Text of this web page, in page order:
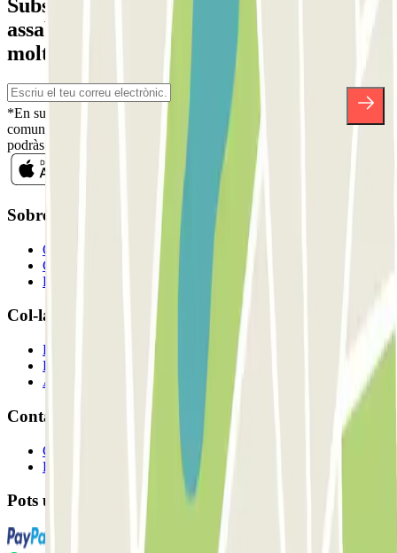
Subscriu-te a nostra newsletter i
assabenta't de descomptes, sortejos i
moltes altres sorpreses.
*En subscriure't acceptes la nostra Política de Privacitat per a rebre
comunicacions comercials de Parclick. Sense cap compromís,
podràs donar-te de baixa quan vulguis en la mateixa newsletter.
Sobre Parclick
Qui som
Com funciona?
Els nostres pàrquings
Col-laborem?
Professionals
Proveïdor de pàrquing
Afiliat
Contacte
Contacta'ns
FAQ
Pots utilitzar aquests mètodes de pagament: